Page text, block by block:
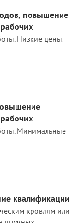
повышение
Низкие цены.
Минимальные
квалификации
кровлям или